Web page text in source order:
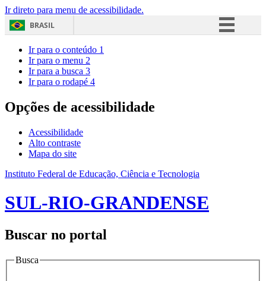
Ir direto para menu de acessibilidade.
BRASIL
Acesso à informação
Ir para o conteúdo 1
Ir para o menu 2
Ir para a busca 3
Ir para o rodapé 4
Opções de acessibilidade
Acessibilidade
Alto contraste
Mapa do site
Instituto Federal de Educação, Ciência e Tecnologia
SUL-RIO-GRANDENSE
Buscar no portal
Busca